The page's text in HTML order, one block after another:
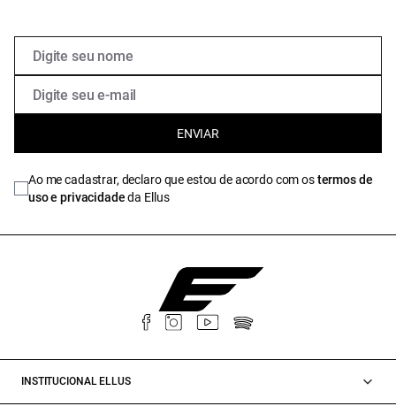
ENVIAR
Ao me cadastrar, declaro que estou de acordo com ostermos de
uso e privacidadeda Ellus
INSTITUCIONAL ELLUS